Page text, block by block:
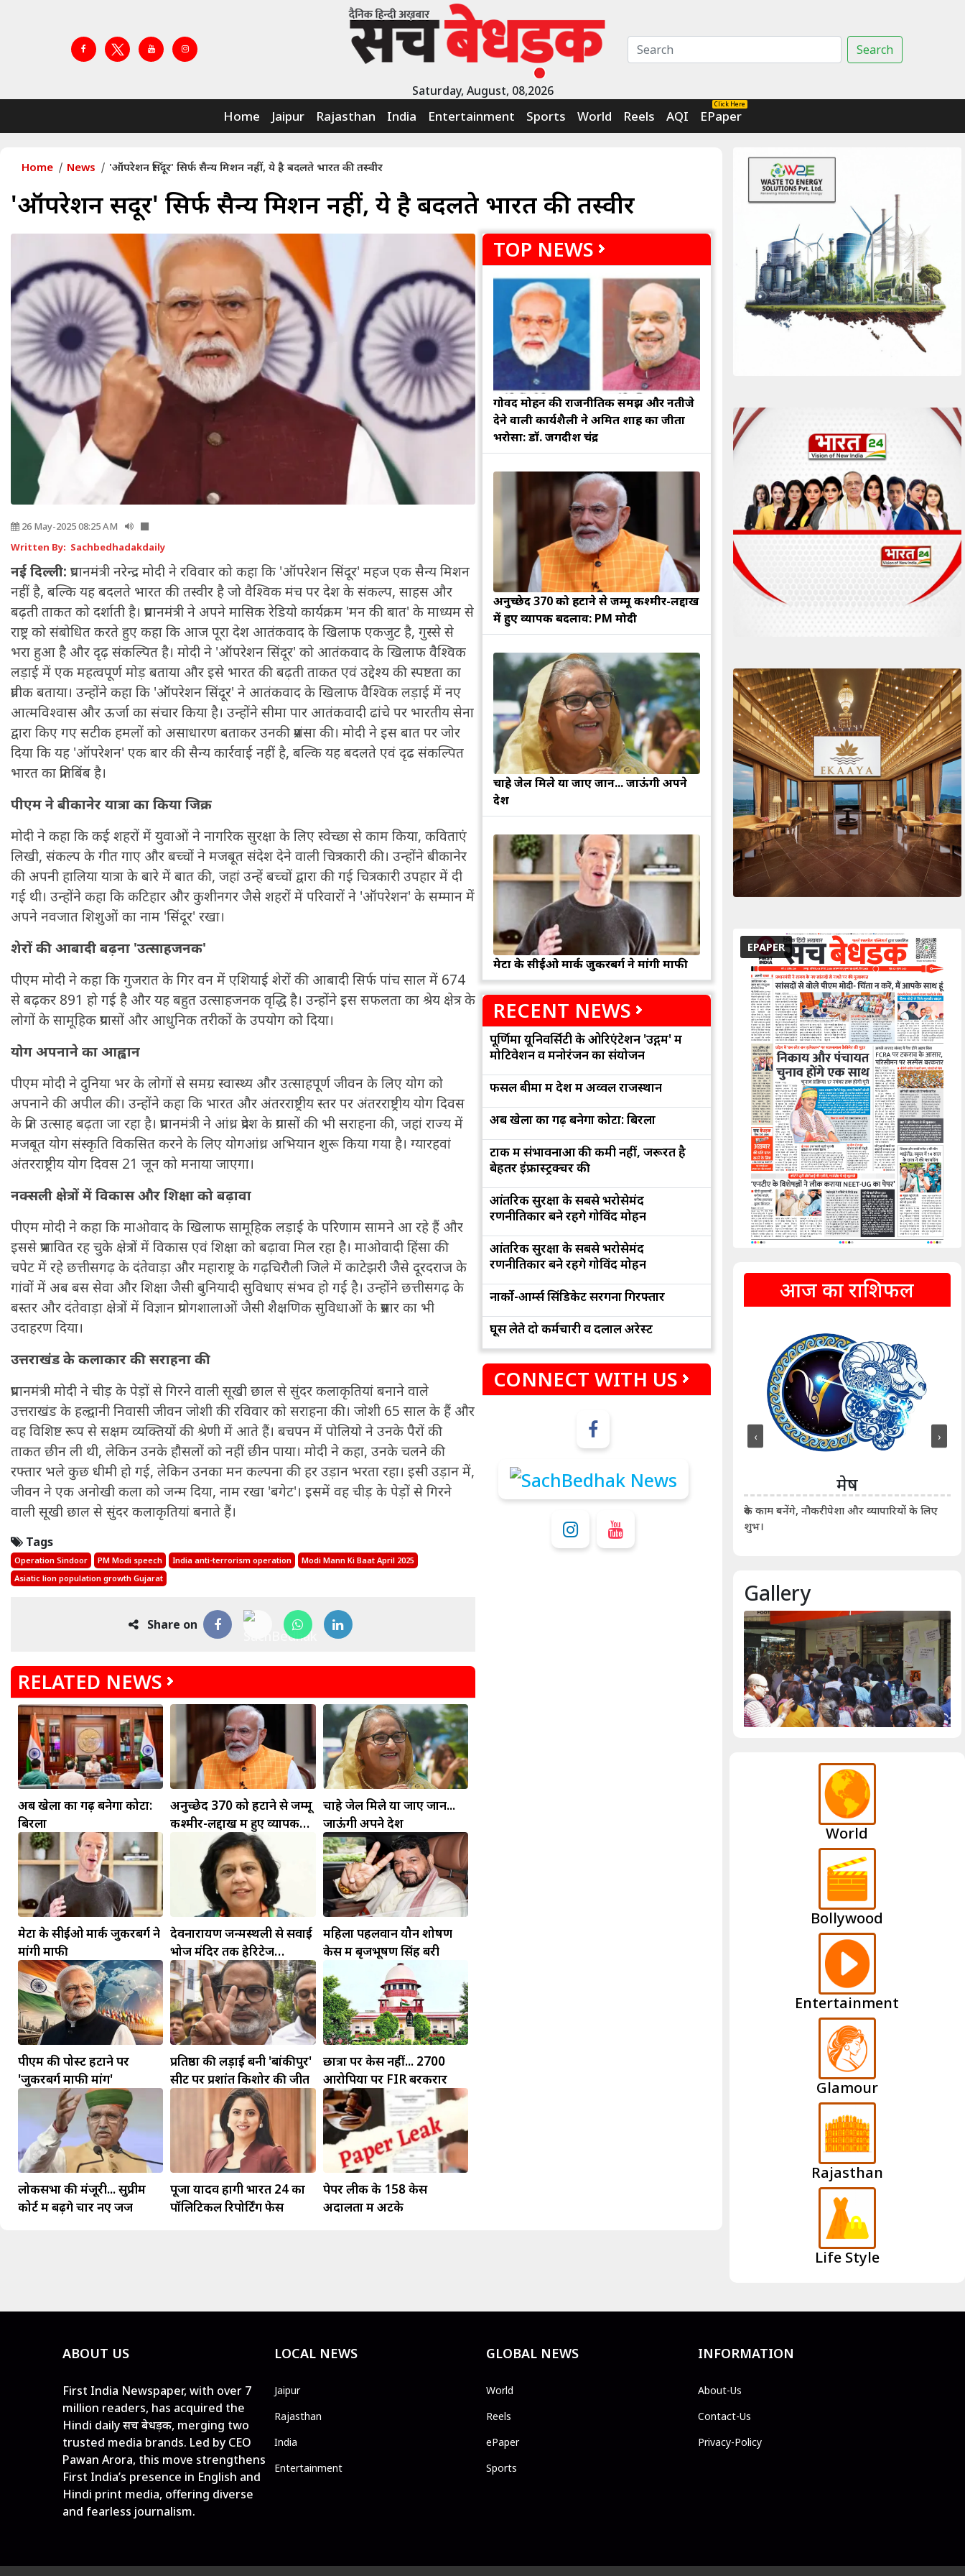
Saturday, August, 08,2026
Search
Home Jaipur Rajasthan India Entertainment Sports World Reels AQI
Click Here
EPaper
Home News 'ऑपरेशन सिंदूर' सिर्फ सैन्य मिशन नहीं, ये है बदलते भारत की तस्वीर
'ऑपरेशन सिंदूर' सिर्फ सैन्य मिशन नहीं, ये है बदलते भारत की तस्वीर
26 May-2025 08:25 AM
Written By: Sachbedhadakdaily
नई दिल्ली: प्रधानमंत्री नरेन्द्र मोदी ने रविवार को कहा कि 'ऑपरेशन सिंदूर' महज एक सैन्य मिशन
नहीं है, बल्कि यह बदलते भारत की तस्वीर है जो वैश्विक मंच पर देश के संकल्प, साहस और
बढ़ती ताकत को दर्शाती है। प्रधानमंत्री ने अपने मासिक रेडियो कार्यक्रम 'मन की बात' के माध्यम से
राष्ट्र को संबोधित करते हुए कहा कि आज पूरा देश आतंकवाद के खिलाफ एकजुट है, गुस्से से
भरा हुआ है और दृढ़ संकल्पित है। मोदी ने 'ऑपरेशन सिंदूर' को आतंकवाद के खिलाफ वैश्विक
लड़ाई में एक महत्वपूर्ण मोड़ बताया और इसे भारत की बढ़ती ताकत एवं उद्देश्य की स्पष्टता का
प्रतीक बताया। उन्होंने कहा कि 'ऑपरेशन सिंदूर' ने आतंकवाद के खिलाफ वैश्विक लड़ाई में नए
आत्मविश्वास और ऊर्जा का संचार किया है। उन्होंने सीमा पार आतंकवादी ढांचे पर भारतीय सेना
द्वारा किए गए सटीक हमलों को असाधारण बताकर उनकी प्रशंसा की। मोदी ने इस बात पर जोर
दिया कि यह 'ऑपरेशन' एक बार की सैन्य कार्रवाई नहीं है, बल्कि यह बदलते एवं दृढ संकल्पित
भारत का प्रतिबिंब है।
पीएम ने बीकानेर यात्रा का किया जिक्र
मोदी ने कहा कि कई शहरों में युवाओं ने नागरिक सुरक्षा के लिए स्वेच्छा से काम किया, कविताएं
लिखी, संकल्प के गीत गाए और बच्चों ने मजबूत संदेश देने वाली चित्रकारी की। उन्होंने बीकानेर
की अपनी हालिया यात्रा के बारे में बात की, जहां उन्हें बच्चों द्वारा की गई चित्रकारी उपहार में दी
गई थी। उन्होंने कहा कि कटिहार और कुशीनगर जैसे शहरों में परिवारों ने 'ऑपरेशन' के सम्मान में
अपने नवजात शिशुओं का नाम 'सिंदूर' रखा।
शेरों की आबादी बढ़ना 'उत्साहजनक'
पीएम मोदी ने कहा कि गुजरात के गिर वन में एशियाई शेरों की आबादी सिर्फ पांच साल में 674
से बढ़कर 891 हो गई है और यह बहुत उत्साहजनक वृद्धि है। उन्होंने इस सफलता का श्रेय क्षेत्र के
लोगों के सामूहिक प्रयासों और आधुनिक तरीकों के उपयोग को दिया।
योग अपनाने का आह्वान
पीएम मोदी ने दुनिया भर के लोगों से समग्र स्वास्थ्य और उत्साहपूर्ण जीवन के लिए योग को
अपनाने की अपील की। उन्होंने कहा कि भारत और अंतरराष्ट्रीय स्तर पर अंतरराष्ट्रीय योग दिवस
के प्रति उत्साह बढ़ता जा रहा है। प्रधानमंत्री ने आंध्र प्रदेश के प्रयासों की भी सराहना की, जहां राज्य में
मजबूत योग संस्कृति विकसित करने के लिए योगआंध्र अभियान शुरू किया गया है। ग्यारहवां
अंतरराष्ट्रीय योग दिवस 21 जून को मनाया जाएगा।
नक्सली क्षेत्रों में विकास और शिक्षा को बढ़ावा
पीएम मोदी ने कहा कि माओवाद के खिलाफ सामूहिक लड़ाई के परिणाम सामने आ रहे हैं और
इससे प्रभावित रह चुके क्षेत्रों में विकास एवं शिक्षा को बढ़ावा मिल रहा है। माओवादी हिंसा की
चपेट में रहे छत्तीसगढ़ के दंतेवाड़ा और महाराष्ट्र के गढ़चिरौली जिले में काटेझरी जैसे दूरदराज के
गांवों में अब बस सेवा और शिक्षा जैसी बुनियादी सुविधाए संभव हो गई है। उन्होंने छत्तीसगढ़ के
बस्तर और दंतेवाड़ा क्षेत्रों में विज्ञान प्रयोगशालाओं जैसी शैक्षणिक सुविधाओं के प्रसार का भी
उदाहरण दिया।
उत्तराखंड के कलाकार की सराहना की
प्रधानमंत्री मोदी ने चीड़ के पेड़ों से गिरने वाली सूखी छाल से सुंदर कलाकृतियां बनाने वाले
उत्तराखंड के हल्द्वानी निवासी जीवन जोशी की रविवार को सराहना की। जोशी 65 साल के हैं और
वह विशिष्ट रूप से सक्षम व्यक्तियों की श्रेणी में आते हैं। बचपन में पोलियो ने उनके पैरों की
ताकत छीन ली थी, लेकिन उनके हौसलों को नहीं छीन पाया। मोदी ने कहा, उनके चलने की
रफ्तार भले कुछ धीमी हो गई, लेकिन उनका मन कल्पना की हर उड़ान भरता रहा। इसी उड़ान में,
जीवन ने एक अनोखी कला को जन्म दिया, नाम रखा 'बगेट'। इसमें वह चीड़ के पेड़ों से गिरने
वाली सूखी छाल से सुंदर कलाकृतियां बनाते हैं।
Tags
Operation Sindoor PM Modi speech India anti-terrorism operation
Modi Mann Ki Baat April 2025
Asiatic lion population growth Gujarat
Share on
RELATED NEWS
अब खेलों का गढ़ बनेगा कोटा:
बिरला
अनुच्छेद 370 को हटाने से जम्मू
कश्मीर-लद्दाख में हुए व्यापक
बदलाव: PM मोदी
चाहे जेल मिले या जाए जान...
जाऊंगी अपने देश
मेटा के सीईओ मार्क जुकरबर्ग ने
मांगी माफी
देवनारायण जन्मस्थली से सवाई
भोज मंदिर तक हेरिटेज
कॉरिडोर बनाने की मांग
महिला पहलवान यौन शोषण
केस में बृजभूषण सिंह बरी
पीएम की पोस्ट हटाने पर
'जुकरबर्ग माफी मांगें'
प्रतिष्ठा की लड़ाई बनी 'बांकीपुर'
सीट पर प्रशांत किशोर की जीत
छात्रों पर केस नहीं... 2700
आरोपियों पर FIR बरकरार
लोकसभा की मंजूरी... सुप्रीम
कोर्ट में बढ़ेंगे चार नए जज
पूजा यादव होंगी भारत 24 का
पॉलिटिकल रिपोर्टिंग फेस
पेपर लीक के 158 केस
अदालतों में अटके
TOP NEWS
गोविंद मोहन की राजनीतिक समझ और नतीजे
देने वाली कार्यशैली ने अमित शाह का जीता
भरोसा: डॉ. जगदीश चंद्र
अनुच्छेद 370 को हटाने से जम्मू कश्मीर-लद्दाख
में हुए व्यापक बदलाव: PM मोदी
चाहे जेल मिले या जाए जान... जाऊंगी अपने
देश
मेटा के सीईओ मार्क जुकरबर्ग ने मांगी माफी
RECENT NEWS
पूर्णिमा यूनिवर्सिटी के ओरिएंटेशन 'उद्गम' में
मोटिवेशन व मनोरंजन का संयोजन
फसल बीमा में देश में अव्वल राजस्थान
अब खेलों का गढ़ बनेगा कोटा: बिरला
टोंक में संभावनाओं की कमी नहीं, जरूरत है
बेहतर इंफ्रास्ट्रक्चर की
आंतरिक सुरक्षा के सबसे भरोसेमंद
रणनीतिकार बने रहेंगे गोविंद मोहन
आंतरिक सुरक्षा के सबसे भरोसेमंद
रणनीतिकार बने रहेंगे गोविंद मोहन
नार्को-आर्म्स सिंडिकेट सरगना गिरफ्तार
घूस लेते दो कर्मचारी व दलाल अरेस्ट
CONNECT WITH US
EPAPER
आज का राशिफल
धनु
बड़ी डील हाथ लग सकती
मकर
सुखद पलों की प्राप्ति होगी। फिजूल के खर्चे बढ़ेंगे,
सुख सुविधाओं में इजाफा होगा।
कुंभ
धनलाभ के अवसरों में वृद्धि के साथ अपनी योजनाओं
पर काम करते रहे।
संभलकर रहे, जल्दबाजी नहीं दिखाए। कानूनी वाद-
विवादों से बचे।
मेष
रुके काम बनेंगे, नौकरीपेशा और व्यापारियों के लिए
शुभ।
‹ ›
Gallery
World
Bollywood
Entertainment
Glamour
Rajasthan
Life Style
ABOUT US
First India Newspaper, with over 7
million readers, has acquired the
Hindi daily सच बेधड़क, merging two
trusted media brands. Led by CEO
Pawan Arora, this move strengthens
First India’s presence in English and
Hindi print media, offering diverse
and fearless journalism.
LOCAL NEWS
Jaipur
Rajasthan
India
Entertainment
GLOBAL NEWS
World
Reels
ePaper
Sports
INFORMATION
About-Us
Contact-Us
Privacy-Policy